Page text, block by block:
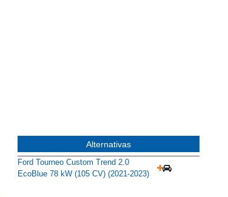
Alternativas
Ford Tourneo Custom Trend 2.0
EcoBlue 78 kW (105 CV) (2021-2023)